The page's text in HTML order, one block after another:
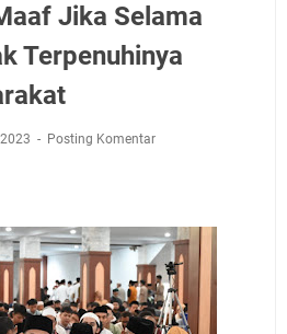
Meskipun Memiliki Sekarung Penuh Uang
Waktu itu Bukan Cuma Kewajiban, Tapi
Wilayah Kuningan Jumat 7 Agustus 2026
Piala Presiden 2026 Bersama Kebo Bule
Liter
Tuan Rumah Pendampingan Penyusunan
SPMI
Kita Merdeka Dari Hawa Nafsu?
Jika Selama
Terpenuhinya
Posting Komentar